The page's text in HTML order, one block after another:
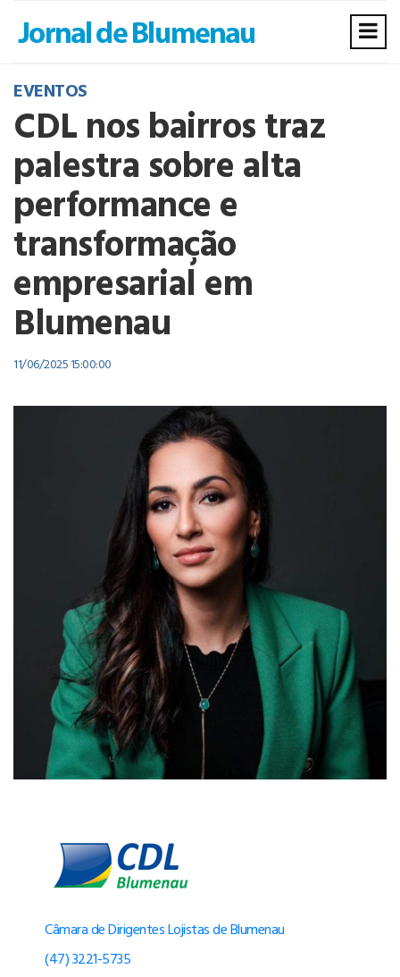
EVENTOS
CDL nos bairros traz
palestra sobre alta
performance e
transformação
empresarial em
Blumenau
11/06/2025 15:00:00
Câmara de Dirigentes Lojistas de Blumenau
(47) 3221-5735